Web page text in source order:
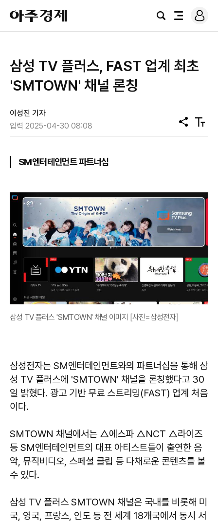
아
주
경
검
전
로
그
삼성 TV 플러스, FAST 업계 최초
'SMTOWN' 채널 론칭
이성진 기자
입력 2025-04-30 08:08
공
유
텍
스
SM엔터테인먼트 파트너십
삼성 TV 플러스 'SMTOWN' 채널 이미지 [사진=삼성전자]
삼성전자는 SM엔터테인먼트와의 파트너십을 통해 삼
성 TV 플러스에 'SMTOWN' 채널을 론칭했다고 30
일 밝혔다. 광고 기반 무료 스트리밍(FAST) 업계 처음
이다.
SMTOWN 채널에서는 △에스파 △NCT △라이즈
등 SM엔터테인먼트의 대표 아티스트들이 출연한 음
악, 뮤직비디오, 스페셜 클립 등 다채로운 콘텐츠를 볼
수 있다.
삼성 TV 플러스 SMTOWN 채널은 국내를 비롯해 미
국, 영국, 프랑스, 인도 등 전 세계 18개국에서 동시 서